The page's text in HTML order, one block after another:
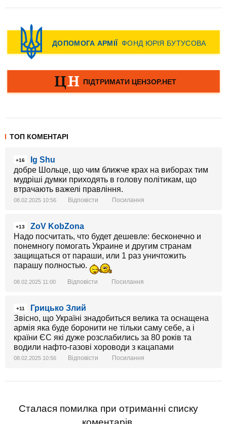
ТОП КОМЕНТАРІ
+16
Ig Shu
добре Шольце, що чим ближче крах на виборах тим
мудріші думки приходять в голову політикам, що
втрачають важелі правління.
08.02.2025 10:56 Відповісти Посилання
+13
ZoV KobZona
Надо посчитать, что будет дешевле: бесконечно и
понемногу помогать Украине и другим странам
защищаться от параши, или 1 раз уничтожить
парашу полностью.
08.02.2025 11:00 Відповісти Посилання
+11
Грицько Злий
Звісно, що Україні знадобиться велика та оснащена
армія яка буде боронити не тільки саму себе, а і
країни ЄС які дуже розслабились за 80 років та
водили нафто-газові хороводи з кацапами
08.02.2025 10:56 Відповісти Посилання
Сталася помилка при отриманні списку